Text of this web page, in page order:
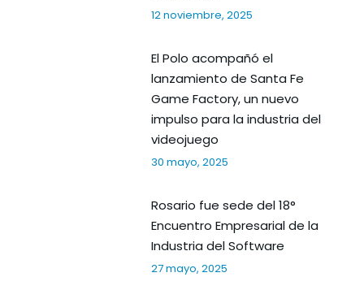
12 noviembre, 2025
El Polo acompañó el
lanzamiento de Santa Fe
Game Factory, un nuevo
impulso para la industria del
videojuego
30 mayo, 2025
Rosario fue sede del 18°
Encuentro Empresarial de la
Industria del Software
27 mayo, 2025